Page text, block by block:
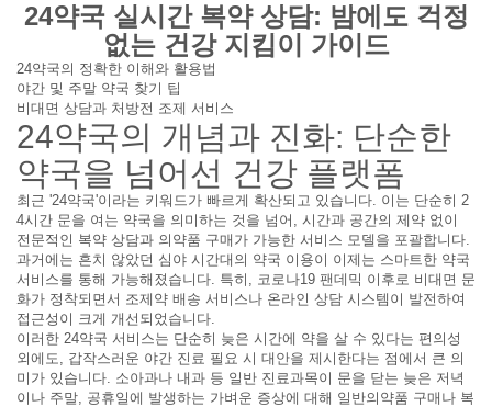
24약국 실시간 복약 상담: 밤에도 걱정
없는 건강 지킴이 가이드
24약국의 정확한 이해와 활용법
야간 및 주말 약국 찾기 팁
비대면 상담과 처방전 조제 서비스
24약국의 개념과 진화: 단순한
약국을 넘어선 건강 플랫폼
최근 '24약국'이라는 키워드가 빠르게 확산되고 있습니다. 이는 단순히 2
4시간 문을 여는 약국을 의미하는 것을 넘어, 시간과 공간의 제약 없이
전문적인 복약 상담과 의약품 구매가 가능한 서비스 모델을 포괄합니다.
과거에는 흔치 않았던 심야 시간대의 약국 이용이 이제는 스마트한 약국
서비스를 통해 가능해졌습니다. 특히, 코로나19 팬데믹 이후로 비대면 문
화가 정착되면서 조제약 배송 서비스나 온라인 상담 시스템이 발전하여
접근성이 크게 개선되었습니다.
이러한 24약국 서비스는 단순히 늦은 시간에 약을 살 수 있다는 편의성
외에도, 갑작스러운 야간 진료 필요 시 대안을 제시한다는 점에서 큰 의
미가 있습니다. 소아과나 내과 등 일반 진료과목이 문을 닫는 늦은 저녁
이나 주말, 공휴일에 발생하는 가벼운 증상에 대해 일반의약품 구매나 복